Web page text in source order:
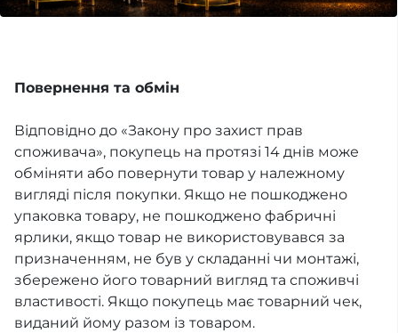
Повернення та обмін
Відповідно до «Закону про захист прав
споживача», покупець на протязі 14 днів може
обміняти або повернути товар у належному
вигляді після покупки. Якщо не пошкоджено
упаковка товару, не пошкоджено фабричні
ярлики, якщо товар не використовувався за
призначенням, не був у складанні чи монтажі,
збережено його товарний вигляд та споживчі
властивості. Якщо покупець має товарний чек,
виданий йому разом із товаром.